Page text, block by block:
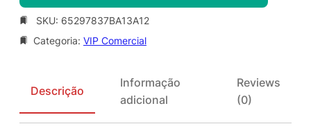
SKU: 65297837BA13A12
Categoria: VIP Comercial
Descrição
Informação
adicional
Reviews
(0)